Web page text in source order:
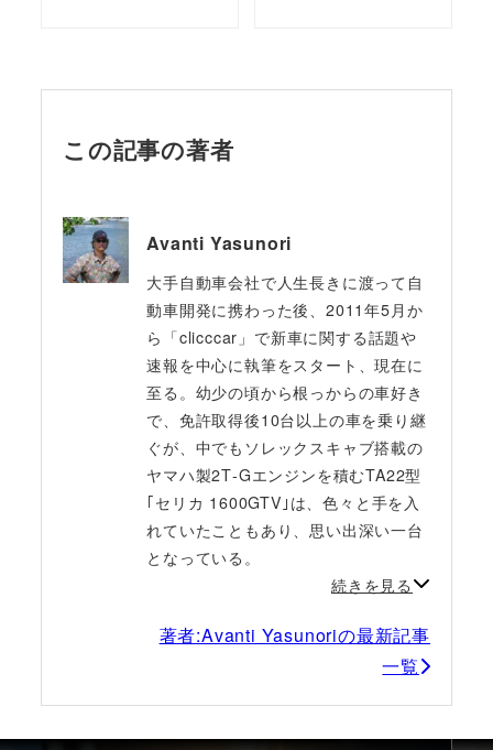
この記事の著者
Avanti Yasunori
大手自動車会社で人生長きに渡って自
動車開発に携わった後、2011年5月か
ら「clicccar」で新車に関する話題や
速報を中心に執筆をスタート、現在に
至る。幼少の頃から根っからの車好き
で、免許取得後10台以上の車を乗り継
ぐが、中でもソレックスキャブ搭載の
ヤマハ製2T‐Gエンジンを積むTA22型
｢セリカ 1600GTV｣は、色々と手を入
れていたこともあり、思い出深い一台
となっている。
続きを見る
著者:Avanti Yasunoriの最新記事
一覧